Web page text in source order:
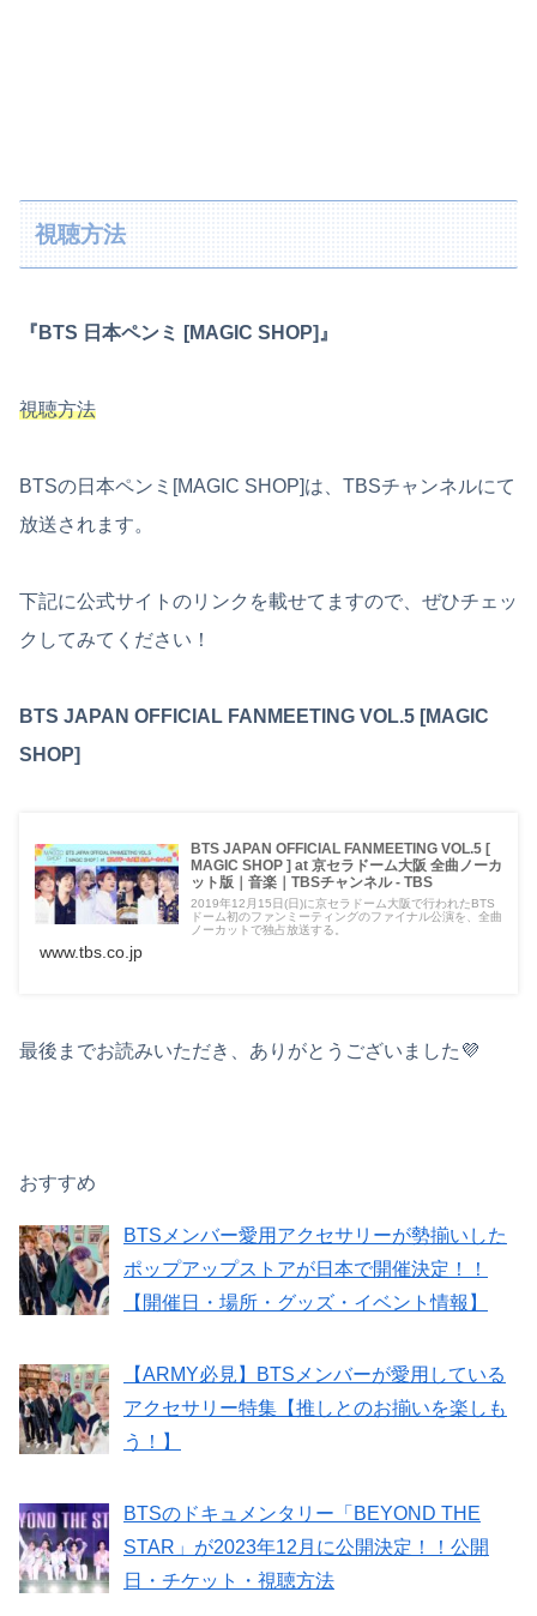
視聴方法
『BTS 日本ペンミ [MAGIC SHOP]』
視聴方法
BTSの日本ペンミ[MAGIC SHOP]は、TBSチャンネルにて
放送されます。
下記に公式サイトのリンクを載せてますので、ぜひチェッ
クしてみてください！
BTS JAPAN OFFICIAL FANMEETING VOL.5 [MAGIC
SHOP]
BTS JAPAN OFFICIAL FANMEETING VOL.5 [
MAGIC SHOP ] at 京セラドーム大阪 全曲ノーカ
ット版｜音楽｜TBSチャンネル - TBS
2019年12月15日(日)に京セラドーム大阪で行われたBTS
ドーム初のファンミーティングのファイナル公演を、全曲
ノーカットで独占放送する。
www.tbs.co.jp
最後までお読みいただき、ありがとうございました💜
おすすめ
BTSメンバー愛用アクセサリーが勢揃いした
ポップアップストアが日本で開催決定！！
【開催日・場所・グッズ・イベント情報】
【ARMY必見】BTSメンバーが愛用している
アクセサリー特集【推しとのお揃いを楽しも
う！】
BTSのドキュメンタリー「BEYOND THE
STAR」が2023年12月に公開決定！！公開
日・チケット・視聴方法